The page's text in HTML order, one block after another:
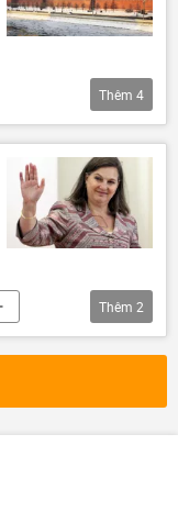
Thêm 4
Thêm 2